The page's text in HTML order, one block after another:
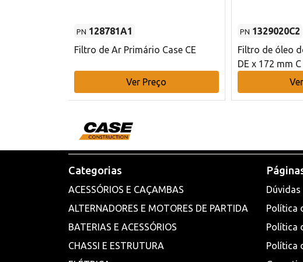
PN 128781A1
Filtro de Ar Primário Case CE
Ver Preço
PN 1329020C2
Filtro de óleo
DE x 172 mm C
Categorias
ACESSÓRIOS E CAÇAMBAS
ALTERNADORES E MOTORES DE PARTIDA
BATERIAS E ACESSÓRIOS
CHASSI E ESTRUTURA
Dúvidas
Política
Política
Política